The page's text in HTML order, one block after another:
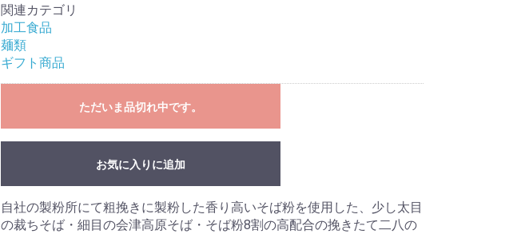
関連カテゴリ
加工食品
麺類
ギフト商品
ただいま品切れ中です。
お気に入りに追加
自社の製粉所にて粗挽きに製粉した香り高いそば粉を使用した、少し太目
の裁ちそば・細目の会津高原そば・そば粉8割の高配合の挽きたて二八の